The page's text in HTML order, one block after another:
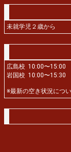
未就学児２歳から
広島校 10:00〜15:00
岩国校 10:00〜15:30
※最新の空き状況につ